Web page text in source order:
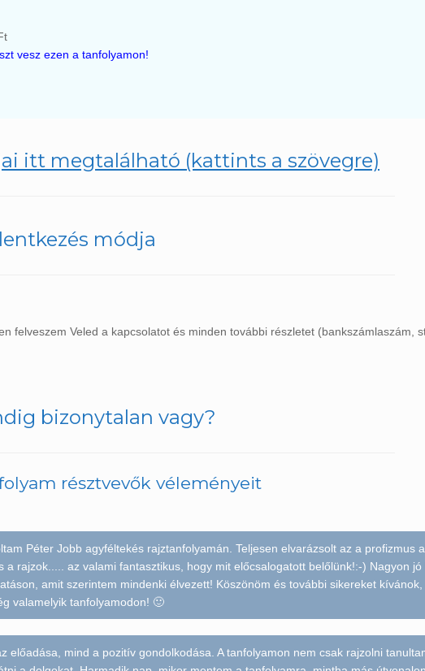
vesz ezen a tanfolyamon!
itt megtalálható (kattints a szövegre)
módja
felveszem Veled a kapcsolatot és minden további részletet (bankszámlaszám,
bizonytalan vagy?
résztvevők véleményeit
Péter Jobb agyféltekés rajztanfolyamán. Teljesen elvarázsolt az a profizmus
a rajzok..... az valami fantasztikus, hogy mit előcsalogatott belőlünk!:-) Nagyon jó
amit szerintem mindenki élvezett! Köszönöm és további sikereket kívánok,
valamelyik tanfolyamodon! 🙂
előadása, mind a pozitív gondolkodása. A tanfolyamon nem csak rajzolni